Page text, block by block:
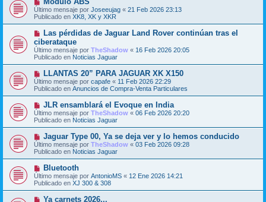
n
s
a
e
u
e
v
o
m
e
n
s
a
e
Último mensaje por Joseeujag « 21 Feb 2026 23:13
Publicado en XK8, XK y XKR
N
u
e
v
o
m
n
s
a
e
Las pérdidas de Jaguar Land Rover continúan tras el
ciberataque
Último mensaje por TheShadow « 16 Feb 2026 20:05
Publicado en Noticias Jaguar
N
u
e
v
m
e
n
s
a
j
e
LLANTAS 20” PARA JAGUAR XK X150
Último mensaje por capafe « 11 Feb 2026 22:29
Publicado en Anuncios de Compra-Venta Particulares
N
u
e
v
m
e
n
s
j
e
JLR ensamblará el Evoque en India
Último mensaje por TheShadow « 06 Feb 2026 20:20
Publicado en Noticias Jaguar
N
u
e
v
o
m
e
n
s
a
Jaguar Type 00, Ya se deja ver y lo hemos conducido
Último mensaje por TheShadow « 03 Feb 2026 09:28
Publicado en Noticias Jaguar
N
u
e
v
o
Bluetooth
Último mensaje por AntonioMS « 12 Ene 2026 14:21
Publicado en XJ 300 & 308
NYa carnets 2026...